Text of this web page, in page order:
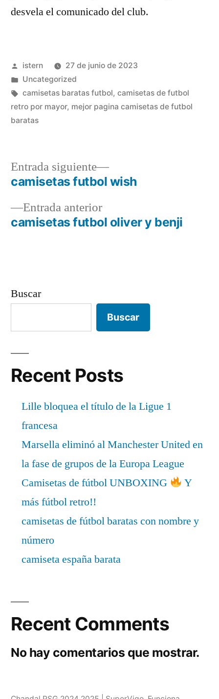
desvela el comunicado del club.
Publicado
por
istern
27 de junio de 2023
Publicado
en
Uncategorized
Etiquetas:
camisetas baratas futbol, camisetas de futbol
retro por mayor, mejor pagina camisetas de futbol
baratas
Navegación
deEntrada anteriorEntrada
anterior:
camisetas futbol oliver y benji
Entrada siguiente
Entrada
siguiente:
camisetas futbol wish
Buscar
Buscar
Recent Posts
Lille bloquea el título de la Ligue 1
francesa
Marsella eliminó al Manchester United en
la fase de grupos de la Europa League
Camisetas de fútbol UNBOXING
Y
más fútbol retro!!
camisetas de fútbol baratas con nombre y
número
camiseta españa barata
Recent Comments
No hay comentarios que mostrar.